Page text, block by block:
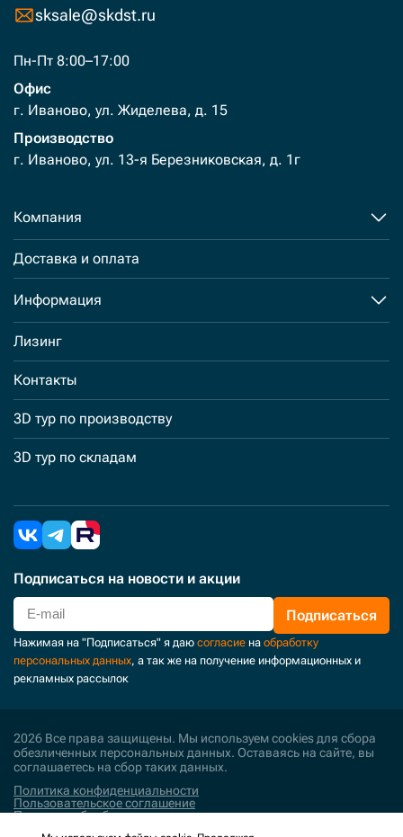
sksale@skdst.ru
Пн-Пт 8:00–17:00
Офис
г. Иваново, ул. Жиделева, д. 15
Производство
г. Иваново, ул. 13-я Березниковская, д. 1г
Компания
Доставка и оплата
Информация
Лизинг
Контакты
3D тур по производству
3D тур по складам
Подписаться на новости и акции
Подписаться
Нажимая на "Подписаться" я даю согласие на обработку
персональных данных, а так же на получение информационных и
рекламных рассылок
2026 Все права защищены. Мы используем cookies для сбора
обезличенных персональных данных. Оставаясь на сайте, вы
соглашаетесь на сбор таких данных.
Политика конфиденциальности
Пользовательское соглашение
Политика обработки персональных данных